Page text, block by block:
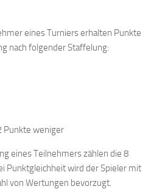
eines Turniers erhalten Punkte
nach folgender Staffelung:
Punkte weniger
eines Teilnehmers zählen die 8
Punktgleichheit wird der Spieler mit
von Wertungen bevorzugt.